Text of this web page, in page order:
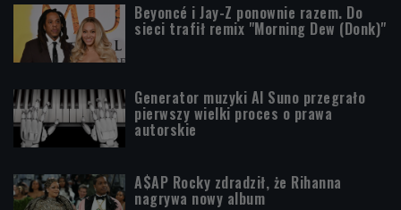
Beyoncé i Jay-Z ponownie razem. Do
sieci trafił remix "Morning Dew (Donk)"
Generator muzyki AI Suno przegrało
pierwszy wielki proces o prawa
autorskie
A$AP Rocky zdradził, że Rihanna
nagrywa nowy album